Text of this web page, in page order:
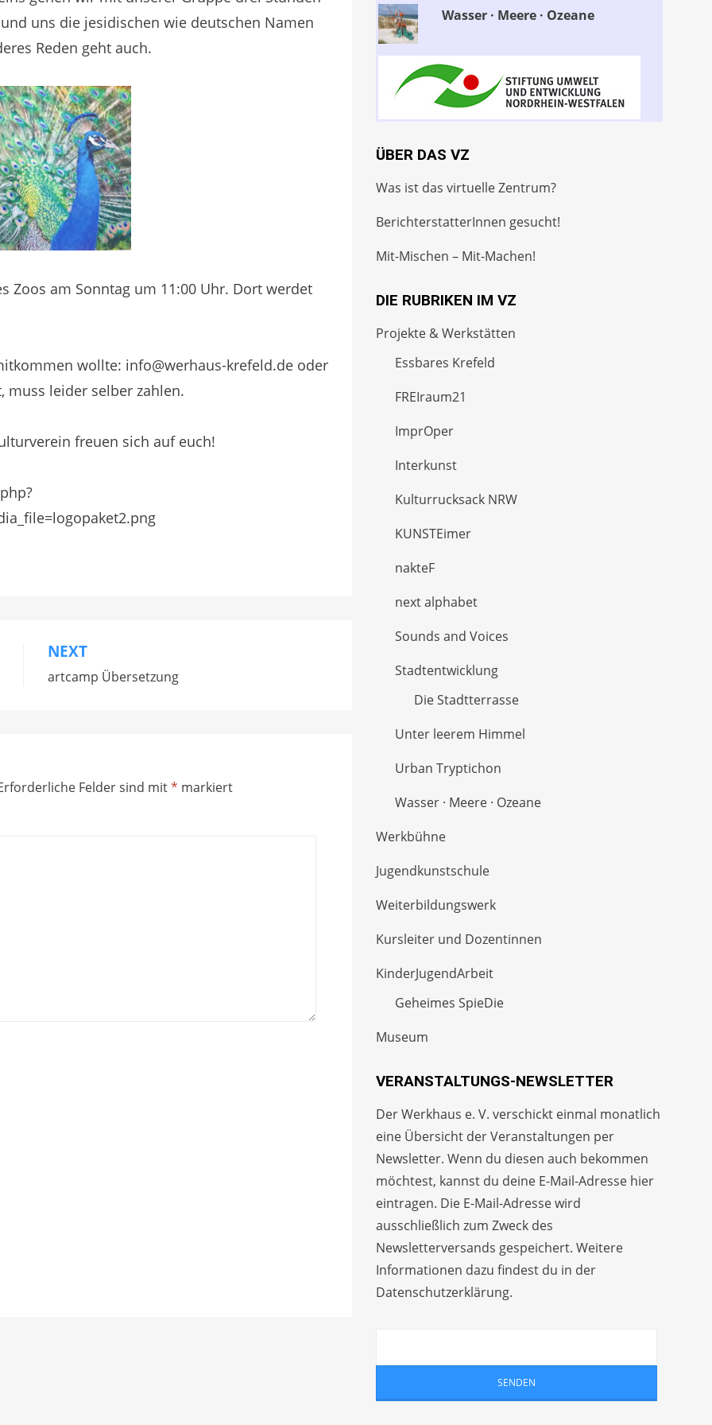
uns die jesidischen wie deutschen Namen
Reden geht auch.
Zoos am Sonntag um 11:00 Uhr. Dort werdet
wollte: info@werhaus-krefeld.de oder
muss leider selber zahlen.
freuen sich auf euch!
NEXT
artcamp Übersetzung
Felder sind mit* markiert
Wasser · Meere · Ozeane
ÜBER DAS VZ
Was ist das virtuelle Zentrum?
BerichterstatterInnen gesucht!
Mit-Mischen – Mit-Machen!
DIE RUBRIKEN IM VZ
Projekte & Werkstätten
Essbares Krefeld
FREIraum21
ImprOper
Interkunst
Kulturrucksack NRW
KUNSTEimer
nakteF
next alphabet
Sounds and Voices
Stadtentwicklung
Die Stadtterrasse
Unter leerem Himmel
Urban Tryptichon
Wasser · Meere · Ozeane
Werkbühne
Jugendkunstschule
Weiterbildungswerk
Kursleiter und Dozentinnen
KinderJugendArbeit
Geheimes SpieDie
Museum
VERANSTALTUNGS-NEWSLETTER
Der Werkhaus e. V. verschickt einmal monatlich
eine Übersicht der Veranstaltungen per
Newsletter. Wenn du diesen auch bekommen
möchtest, kannst du deine E-Mail-Adresse hier
eintragen. Die E-Mail-Adresse wird
ausschließlich zum Zweck des
Newsletterversands gespeichert. Weitere
Informationen dazu findest du in der
Datenschutzerklärung.